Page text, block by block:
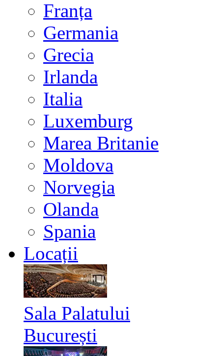
Franța
Germania
Grecia
Irlanda
Italia
Luxemburg
Marea Britanie
Moldova
Norvegia
Olanda
Spania
Locații
Sala Palatului
București